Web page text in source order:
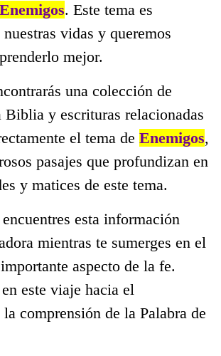
Enemigos. Este tema es
vidas y queremos
mejor.
una colección de
Biblia y escrituras relacionadas
el tema de Enemigos,
pasajes que profundizan en
y matices de este tema.
esta información
mientras te sumerges en el
aspecto de la fe.
este viaje hacia el
comprensión de la Palabra de